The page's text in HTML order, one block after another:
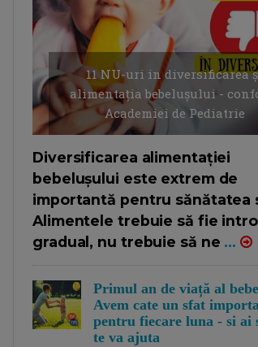
11 NU-uri in diversificarea
alimentația bebelușului -
Academiei de Pediatrie
Diversificarea alimentației
bebelușului este extrem de
importantă pentru sănătatea
Alimentele trebuie să fie
gradual, nu trebuie să ne ...
Primul an de viață al
Avem cate un sfat
pentru fiecare luna - si ai
te va ajuta